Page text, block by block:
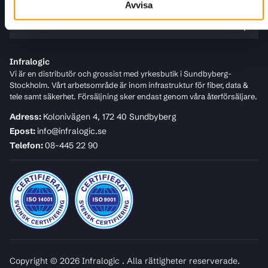
Avvisa
Infralogic
Vi är en distributör och grossist med yrkesbutik i Sundbyberg-
Stockholm. Vårt arbetsområde är inom infrastruktur för fiber, data &
tele samt säkerhet. Försäljning sker endast genom våra återförsäljare.
Adress: Kolonivägen 4, 172 40 Sundbyberg
Epost:info@infralogic.se
Telefon:08-445 22 90
Copyright © 2026 Infralogic . Alla rättigheter reserverade.